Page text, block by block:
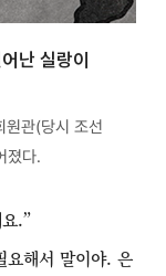
난 실랑이
원관(당시 조선
졌다.
.”
요해서 말이야. 은